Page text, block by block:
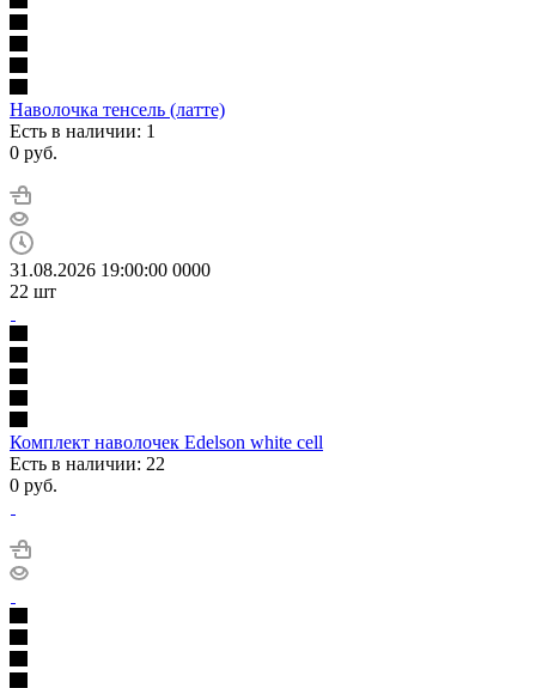
Наволочка тенсель (латте)
Есть в наличии: 1
0 руб.
31.08.2026 19:00:00 0000
22 шт
Комплект наволочек Edelson white cell
Есть в наличии: 22
0 руб.